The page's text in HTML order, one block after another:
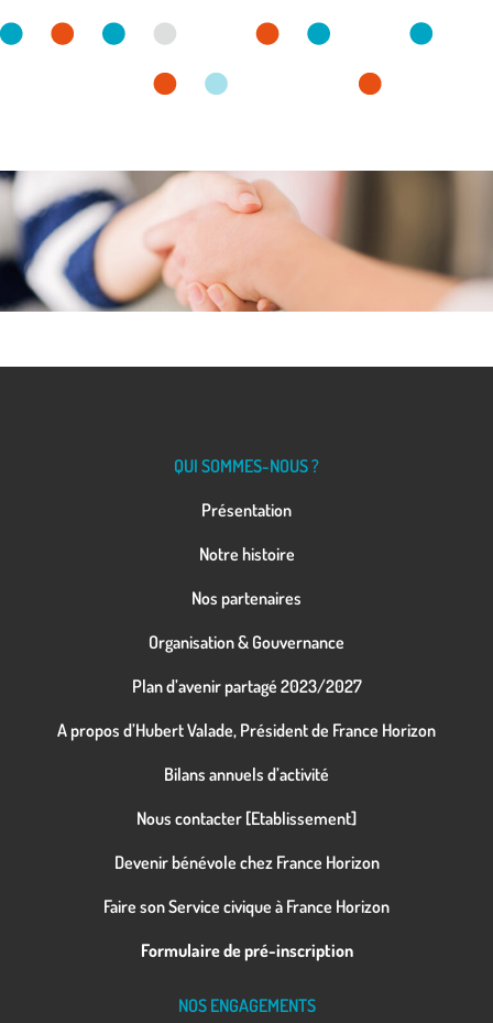
QUI SOMMES-NOUS ?
Présentation
Notre histoire
Nos partenaires
Organisation & Gouvernance
Plan d’avenir partagé 2023/2027
A propos d’Hubert Valade, Président de France Horizon
Bilans annuels d’activité
Nous contacter [Etablissement]
Devenir bénévole chez France Horizon
Faire son Service civique à France Horizon
Formulaire de pré-inscription
NOS ENGAGEMENTS